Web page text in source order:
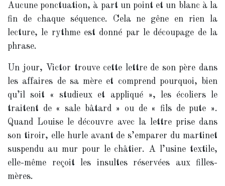
Aucune ponctuation, à part un point et un blanc à la
fin de chaque séquence. Cela ne gêne en rien la
lecture, le rythme est donné par le découpage de la
phrase.
Un jour, Victor trouve cette lettre de son père dans
les affaires de sa mère et comprend pourquoi, bien
qu’il soit « studieux et appliqué », les écoliers le
traitent de « sale bâtard » ou de « fils de pute ».
Quand Louise le découvre avec la lettre prise dans
son tiroir, elle hurle avant de s’emparer du martinet
suspendu au mur pour le châtier. A l’usine textile,
elle-même reçoit les insultes réservées aux filles-
mères.